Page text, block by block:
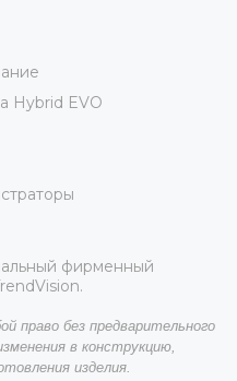
Hybrid EVO
фирменный
право без предварительного
в конструкцию,
изделия.